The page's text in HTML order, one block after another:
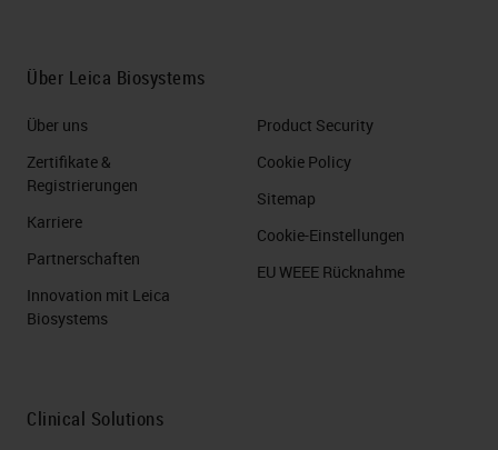
Über Leica Biosystems
Über uns
Zertifikate &
Registrierungen
Karriere
Partnerschaften
Innovation mit Leica
Biosystems
Product Security
Cookie Policy
Sitemap
Cookie-Einstellungen
EU WEEE Rücknahme
Clinical Solutions